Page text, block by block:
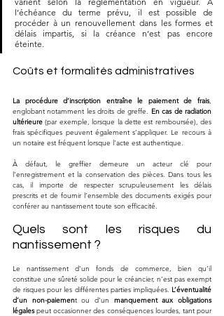
l’échéance du terme prévu, il est possible de
procéder à un renouvellement dans les formes et
délais impartis, si la créance n’est pas encore
éteinte.
Coûts et formalités administratives
La procédure d’inscription entraîne le paiement de frais,
englobant notamment les droits de greffe. En cas de radiation
ultérieure (par exemple, lorsque la dette est remboursée), des
frais spécifiques peuvent également s’appliquer. Le recours à
un notaire est fréquent lorsque l’acte est authentique.
À défaut, le greffier demeure un acteur clé pour
l’enregistrement et la conservation des pièces. Dans tous les
cas, il importe de respecter scrupuleusement les délais
prescrits et de fournir l’ensemble des documents exigés pour
conférer au nantissement toute son efficacité.
Quels sont les risques du
nantissement ?
Le nantissement d’un fonds de commerce, bien qu’il
constitue une sûreté solide pour le créancier, n’est pas exempt
de risques pour les différentes parties impliquées. L’éventualité
d’un non-paiement ou d’un manquement aux obligations
légales peut occasionner des conséquences lourdes, tant pour